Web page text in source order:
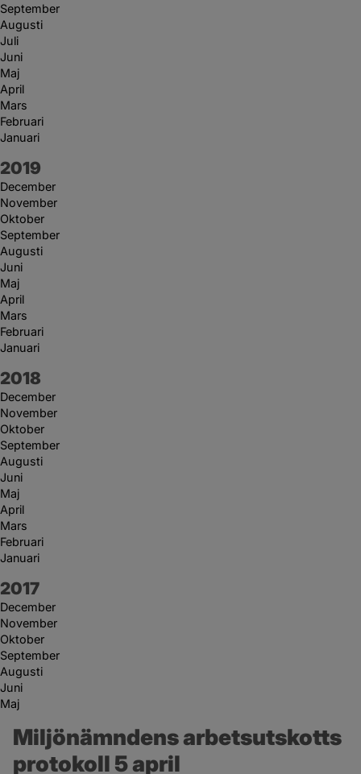
September
Augusti
Juli
Juni
Maj
April
Mars
Februari
Januari
År:
2019
December
November
Oktober
September
Augusti
Juni
Maj
April
Mars
Februari
Januari
År:
2018
December
November
Oktober
September
Augusti
Juni
Maj
April
Mars
Februari
Januari
År:
2017
December
November
Oktober
September
Augusti
Juni
Maj
Miljönämndens arbetsutskotts
protokoll 5 april